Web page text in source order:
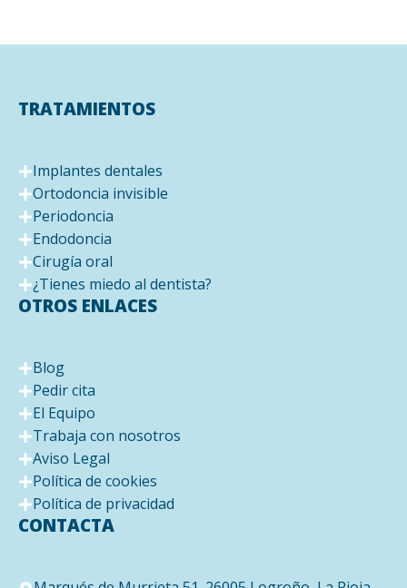
TRATAMIENTOS
Implantes dentales
Ortodoncia invisible
Periodoncia
Endodoncia
Cirugía oral
¿Tienes miedo al dentista?
OTROS ENLACES
Blog
Pedir cita
El Equipo
Trabaja con nosotros
Aviso Legal
Política de cookies
Política de privacidad
CONTACTA